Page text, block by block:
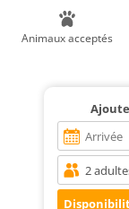
Animaux acceptés